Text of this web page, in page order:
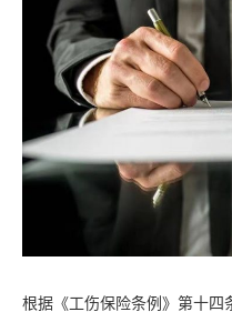
根据《工伤保险条例》第十四